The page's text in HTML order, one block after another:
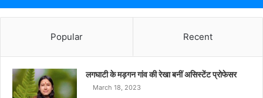
Popular Recent
लगघाटी के मड़गन गांव की रेखा बनीं असिस्टेंट प्रोफेसर
March 18, 2023